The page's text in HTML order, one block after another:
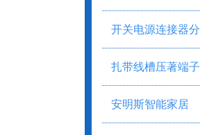
扎带线槽压著端子
安明斯智能家居